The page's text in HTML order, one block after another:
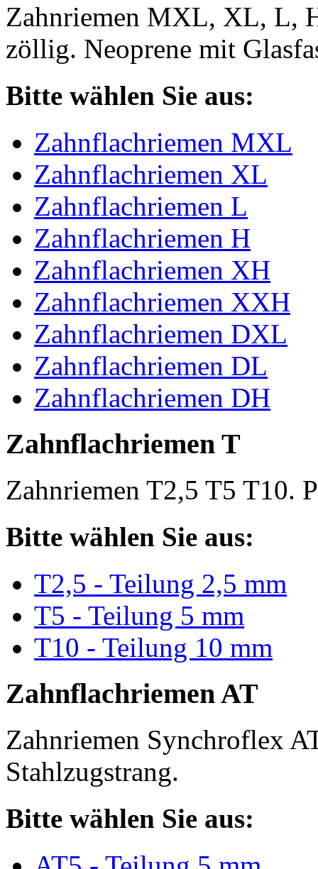
Zahnriemen MXL, XL, L,
zöllig. Neoprene mit
Bitte wählen Sie aus:
Zahnflachriemen MXL
Zahnflachriemen XL
Zahnflachriemen L
Zahnflachriemen H
Zahnflachriemen XH
Zahnflachriemen XXH
Zahnflachriemen DXL
Zahnflachriemen DL
Zahnflachriemen DH
Zahnflachriemen T
Zahnriemen T2,5 T5 T10.
Bitte wählen Sie aus:
T2,5 - Teilung 2,5 mm
T5 - Teilung 5 mm
T10 - Teilung 10 mm
Zahnflachriemen AT
Zahnriemen Synchroflex
Stahlzugstrang.
Bitte wählen Sie aus: